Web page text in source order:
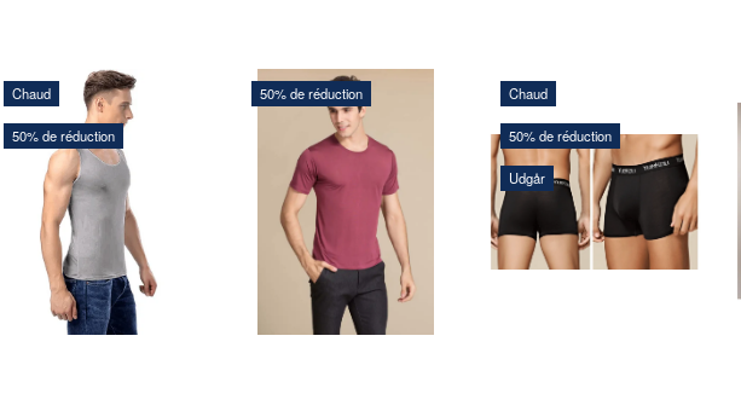
Chaud
50% de réduction
158,00 DKK
316,00 DKK
Vous sauvegardez:
Voir toutes les
options
50% de réduction
224,00 DKK parunité
448,00 DKK
Vous sauvegardez:224,00
DKK par unité
Voir toutes les
options
Chaud
50% de réduction
Udgår
98,00 DKK
196,00 DKK
Vous sauvegardez:98,00
DKK